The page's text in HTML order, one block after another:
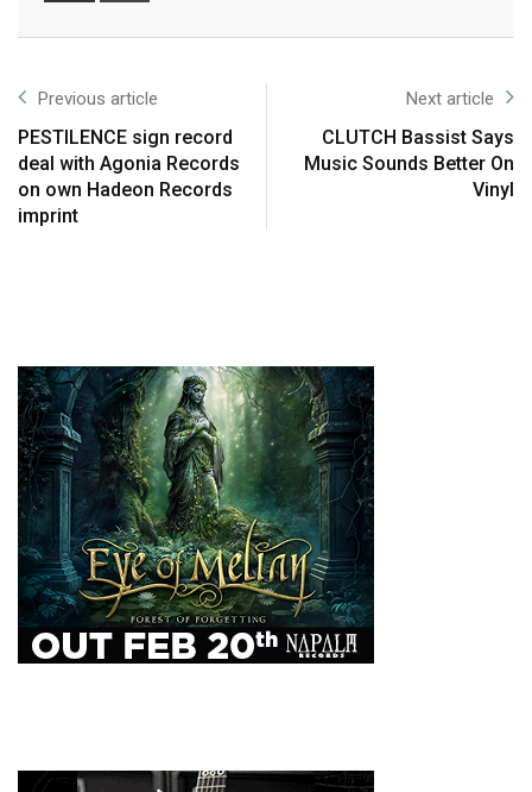
Previous article
PESTILENCE sign record
deal with Agonia Records
on own Hadeon Records
imprint
Next article
CLUTCH Bassist Says
Music Sounds Better On
Vinyl